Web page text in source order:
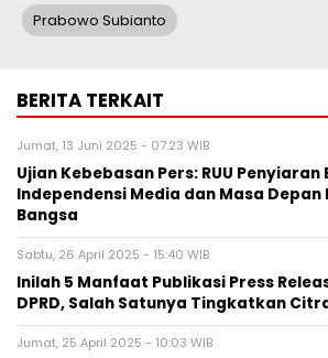
Prabowo Subianto
BERITA TERKAIT
Jumat, 13 Juni 2025 - 07:23 WIB
Ujian Kebebasan Pers: RUU Penyiaran
Independensi Media dan Masa
Bangsa
Sabtu, 26 April 2025 - 15:40 WIB
Inilah 5 Manfaat Publikasi Press
DPRD, Salah Satunya Tingkatkan
Jumat, 25 April 2025 - 10:03 WIB